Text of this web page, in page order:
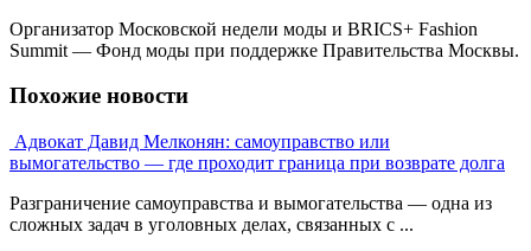
Организатор Московской недели моды и BRICS+ Fashion
Summit — Фонд моды при поддержке Правительства Москвы.
Похожие новости
Адвокат Давид Мелконян: самоуправство или
вымогательство — где проходит граница при возврате долга
Разграничение самоуправства и вымогательства — одна из
сложных задач в уголовных делах, связанных с ...